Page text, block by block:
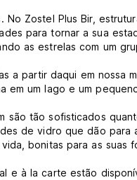
No Zostel Plus Bir,
para tornar a sua
as estrelas com um
a partir daqui em
em um lago e um
são tão sofisticados
de vidro que dão
bonitas para as suas
e à la carte estão